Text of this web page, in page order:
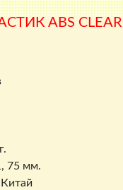
ABS CLEAR
75 мм.
Китай